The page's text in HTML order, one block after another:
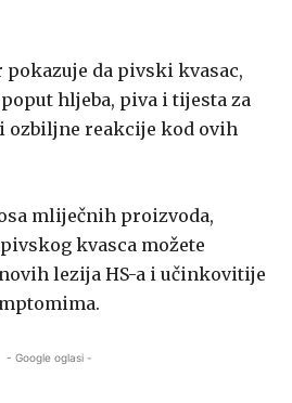
da pivski kvasac,
hljeba, piva i tijesta za
ozbiljne reakcije kod ovih
mliječnih proizvoda,
kvasca možete
lezija HS-a i učinkovitije
- Google oglasi -